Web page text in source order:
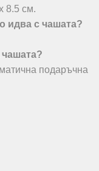
8.5 см.
идва с чашата?
подаръчна